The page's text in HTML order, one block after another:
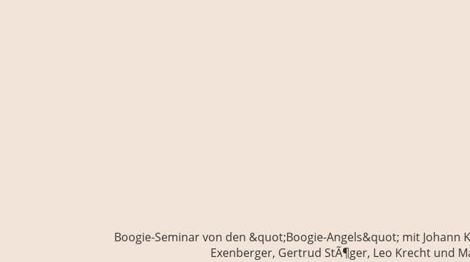
Boogie-Seminar von den &quot;Boogie-Angels&quot; mit Johann
Exenberger, Gertrud StÃ¶ger, Leo Krecht und